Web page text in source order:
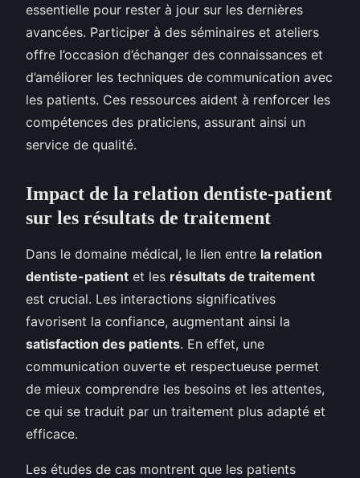
essentielle pour rester à jour sur les dernières
avancées. Participer à des séminaires et ateliers
offre l’occasion d’échanger des connaissances et
d’améliorer les techniques de communication avec
les patients. Ces ressources aident à renforcer les
compétences des praticiens, assurant ainsi un
service de qualité.
Impact de la relation dentiste-patient
sur les résultats de traitement
Dans le domaine médical, le lien entre la relation
dentiste-patient et les résultats de traitement
est crucial. Les interactions significatives
favorisent la confiance, augmentant ainsi la
satisfaction des patients. En effet, une
communication ouverte et respectueuse permet
de mieux comprendre les besoins et les attentes,
ce qui se traduit par un traitement plus adapté et
efficace.
Les études de cas montrent que les patients